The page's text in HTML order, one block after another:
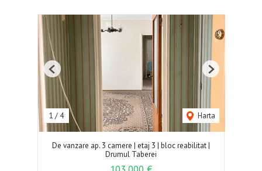
1 / 4 Harta
Previous Next
De vanzare ap. 3 camere | etaj 3 | bloc reabilitat |
Drumul Taberei